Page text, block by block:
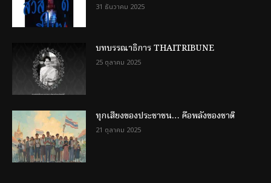
31 ธันวาคม 2025
บทบรรณาธิการ THAITRIBUNE
25 ตุลาคม 2025
ทุกเสียงของประชาชน… คือพลังของชาติ
21 ตุลาคม 2025